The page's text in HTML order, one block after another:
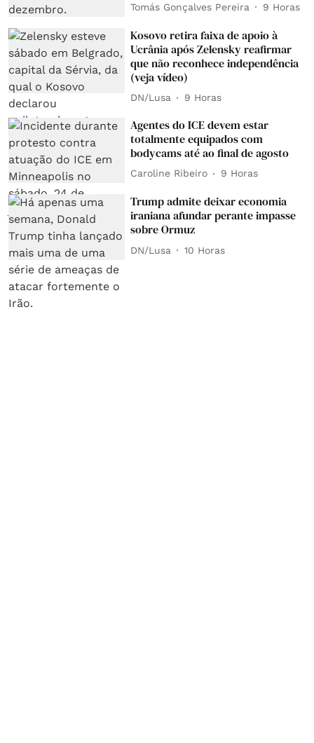
Tomás Gonçalves Pereira 9 Horas
Kosovo retira faixa de apoio à
Ucrânia após Zelensky reafirmar
que não reconhece independência
(veja vídeo)
DN/Lusa 9 Horas
Agentes do ICE devem estar
totalmente equipados com
bodycams até ao final de agosto
Caroline Ribeiro 9 Horas
Trump admite deixar economia
iraniana afundar perante impasse
sobre Ormuz
DN/Lusa 10 Horas